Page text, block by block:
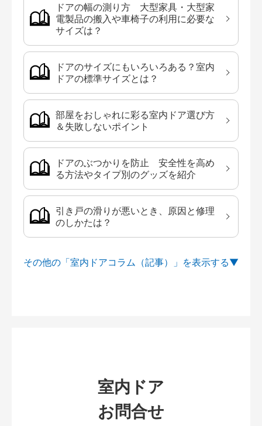
ドアの幅の測り方 大型家具・大型家
電製品の搬入や車椅子の利用に必要な
サイズは？
ドアのサイズにもいろいろある？室内
ドアの標準サイズとは？
部屋をおしゃれに彩る室内ドア選び方
＆失敗しないポイント
ドアのぶつかりを防止 安全性を高め
る方法やタイプ別のグッズを紹介
引き戸の滑りが悪いとき、原因と修理
のしかたは？
その他の「室内ドアコラム（記事）」を
室内ドア
お問合せ